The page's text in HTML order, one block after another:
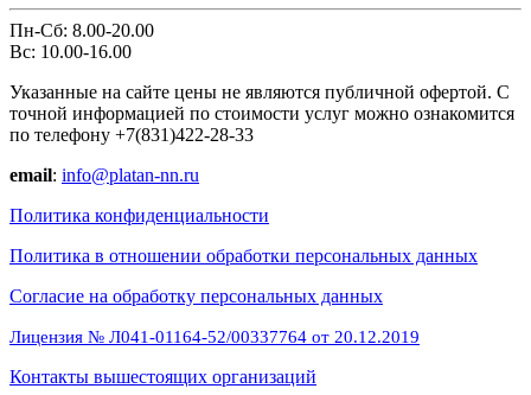
Пн-Сб: 8.00-20.00
Вс: 10.00-16.00
Указанные на сайте цены не являются публичной офертой. С
точной информацией по стоимости услуг можно ознакомится
по телефону +7(831)422-28-33
email: info@platan-nn.ru
Политика конфиденциальности
Политика в отношении обработки персональных данных
Cогласие на обработку персональных данных
Лицензия № Л041-01164-52/00337764 от 20.12.2019
Контакты вышестоящих организаций